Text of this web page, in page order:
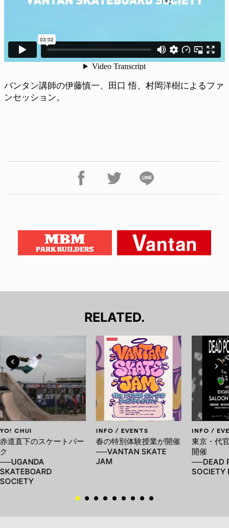
バンタン講師の伊藤慎一、田口 悟、村岡洋樹によるファ
ンセッション。
RELATED.
YO! CHUI
赤道直下のスケートパー
ク
──UGANDA
SKATEBOARD
SOCIETY
INFO / EVENTS
春の特別体験授業が開催
──VANTAN SKATE
JAM
INFO /
東京・代
開催
──DEAD
SOCIETY